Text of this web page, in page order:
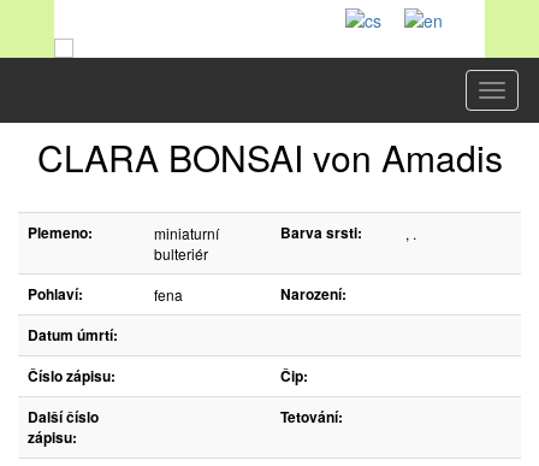
CLARA BONSAI von Amadis
Plemeno:
miniaturní
bulteriér
Barva srsti: , .
Pohlaví: fena
Narození:
Datum úmrtí:
Číslo zápisu:
Čip:
Další číslo
zápisu:
Tetování: